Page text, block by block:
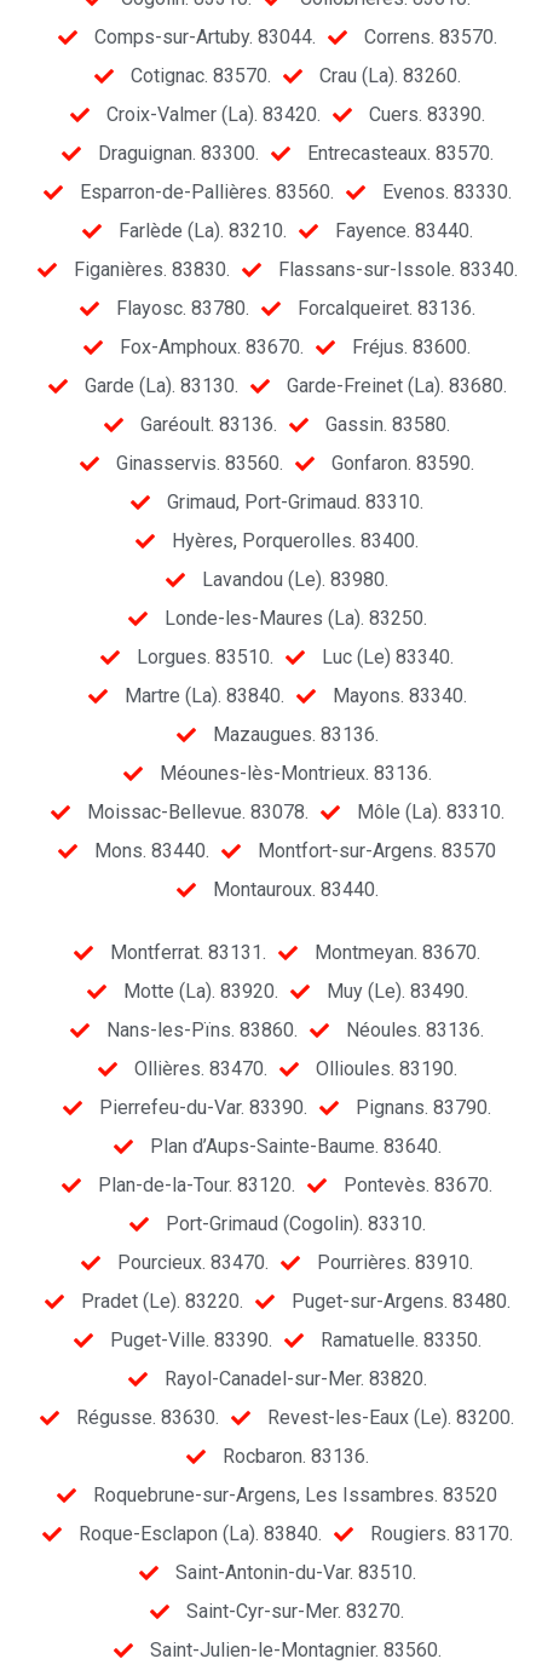
Comps-sur-Artuby. 83044.
Correns. 83570.
Cotignac. 83570.
Crau (La). 83260.
Croix-Valmer (La). 83420.
Cuers. 83390.
Draguignan. 83300.
Entrecasteaux. 83570.
Esparron-de-Pallières. 83560.
Evenos. 83330.
Farlède (La). 83210.
Fayence. 83440.
Figanières. 83830.
Flassans-sur-Issole. 83340.
Flayosc. 83780.
Forcalqueiret. 83136.
Fox-Amphoux. 83670.
Fréjus. 83600.
Garde (La). 83130.
Garde-Freinet (La). 83680.
Garéoult. 83136.
Gassin. 83580.
Ginasservis. 83560.
Gonfaron. 83590.
Grimaud, Port-Grimaud. 83310.
Hyères, Porquerolles. 83400.
Lavandou (Le). 83980.
Londe-les-Maures (La). 83250.
Lorgues. 83510.
Luc (Le) 83340.
Martre (La). 83840.
Mayons. 83340.
Mazaugues. 83136.
Méounes-lès-Montrieux. 83136.
Moissac-Bellevue. 83078.
Môle (La). 83310.
Mons. 83440.
Montfort-sur-Argens. 83570
Montauroux. 83440.
Montferrat. 83131.
Montmeyan. 83670.
Motte (La). 83920.
Muy (Le). 83490.
Nans-les-Pïns. 83860.
Néoules. 83136.
Ollières. 83470.
Ollioules. 83190.
Pierrefeu-du-Var. 83390.
Pignans. 83790.
Plan d’Aups-Sainte-Baume. 83640.
Plan-de-la-Tour. 83120.
Pontevès. 83670.
Port-Grimaud (Cogolin). 83310.
Pourcieux. 83470.
Pourrières. 83910.
Pradet (Le). 83220.
Puget-sur-Argens. 83480.
Puget-Ville. 83390.
Ramatuelle. 83350.
Rayol-Canadel-sur-Mer. 83820.
Régusse. 83630.
Revest-les-Eaux (Le). 83200.
Rocbaron. 83136.
Roquebrune-sur-Argens, Les Issambres. 83520
Roque-Esclapon (La). 83840.
Rougiers. 83170.
Saint-Antonin-du-Var. 83510.
Saint-Cyr-sur-Mer. 83270.
Saint-Julien-le-Montagnier. 83560.